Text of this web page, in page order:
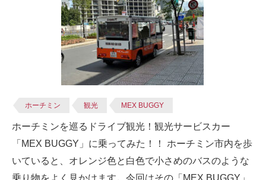
ホーチミン 観光 MEX BUGGY
ホーチミンを巡るドライブ観光！観光サービスカー
「MEX BUGGY」に乗ってみた！！ ホーチミン市内を歩
いていると、オレンジ色と白色で小さめのバスのような
乗り物をよく見かけます。今回はその「MEX BUGGY」